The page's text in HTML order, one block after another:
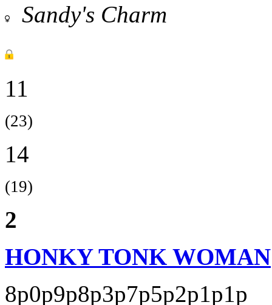
Sandy's Charm
11
(23)
14
(19)
2
HONKY TONK WOMAN
8p0p9p8p3p7p5p2p1p1p